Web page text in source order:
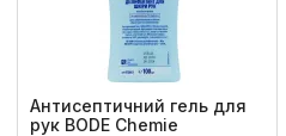
Антисептичний гель для
рук BODE Chemie